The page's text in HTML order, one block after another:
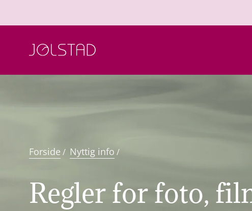
Forside / Nyttig info /
Regler for foto,